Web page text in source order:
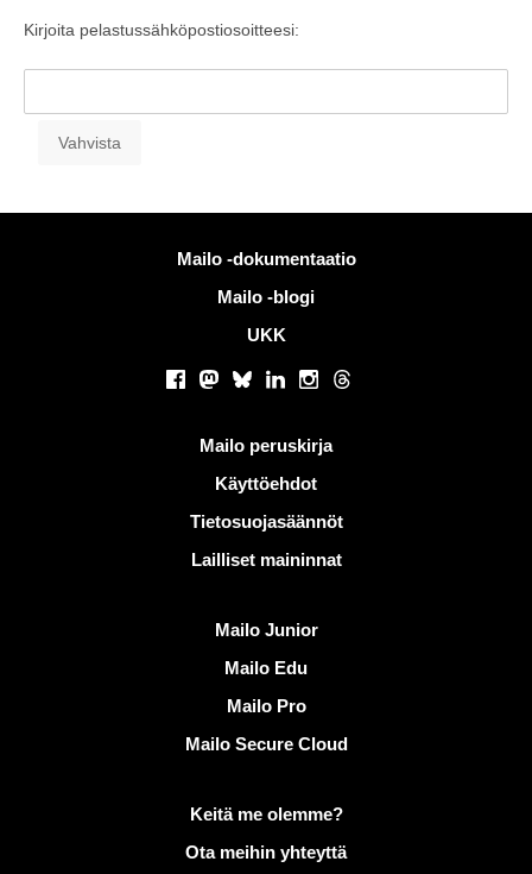
Kirjoita pelastussähköpostiosoitteesi:
Mailo -dokumentaatio
Mailo -blogi
UKK
Sosiaaliset verkostot
Facebook
Mastodon
BlueskyLinkedInInstagram
Threads
Mailo peruskirja
Käyttöehdot
Tietosuojasäännöt
Lailliset maininnat
Mailo Junior
Mailo Edu
Mailo Pro
Mailo Secure Cloud
Lisätietoja aiheesta MailoKeitä me olemme?
Ota meihin yhteyttä